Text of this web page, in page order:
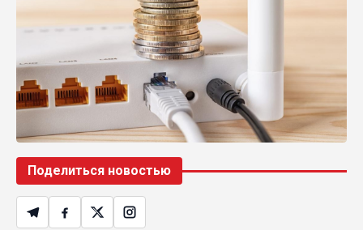
Поделиться новостью